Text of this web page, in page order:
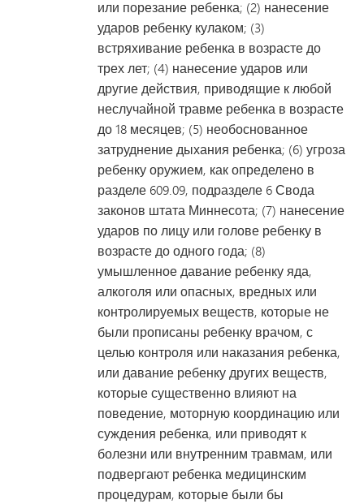
или порезание ребенка; (2) нанесение
ударов ребенку кулаком; (3)
встряхивание ребенка в возрасте до
трех лет; (4) нанесение ударов или
другие действия, приводящие к любой
неслучайной травме ребенка в возрасте
до 18 месяцев; (5) необоснованное
затруднение дыхания ребенка; (6) угроза
ребенку оружием, как определено в
разделе 609.09, подразделе 6 Свода
законов штата Миннесота; (7) нанесение
ударов по лицу или голове ребенку в
возрасте до одного года; (8)
умышленное давание ребенку яда,
алкоголя или опасных, вредных или
контролируемых веществ, которые не
были прописаны ребенку врачом, с
целью контроля или наказания ребенка,
или давание ребенку других веществ,
которые существенно влияют на
поведение, моторную координацию или
суждения ребенка, или приводят к
болезни или внутренним травмам, или
подвергают ребенка медицинским
процедурам, которые были бы